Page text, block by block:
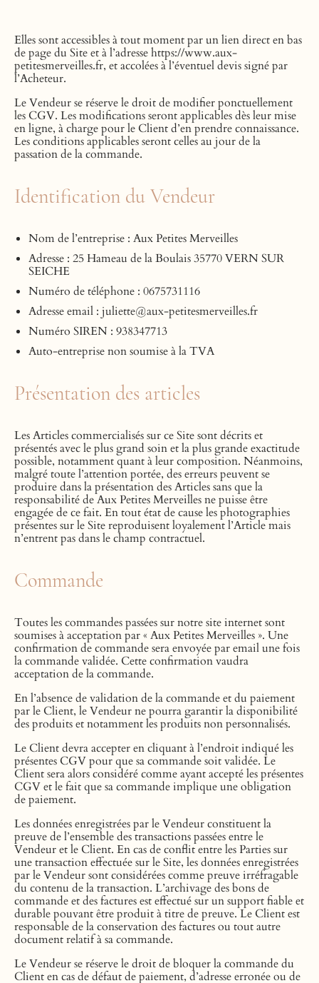
Elles sont accessibles à tout moment par un lien direct en bas
de page du Site et à l’adresse https://www.aux-
petitesmerveilles.fr, et accolées à l’éventuel devis signé par
l’Acheteur.
Le Vendeur se réserve le droit de modifier ponctuellement
les CGV. Les modifications seront applicables dès leur mise
en ligne, à charge pour le Client d’en prendre connaissance.
Les conditions applicables seront celles au jour de la
passation de la commande.
Identification du Vendeur
Nom de l’entreprise : Aux Petites Merveilles
Adresse : 25 Hameau de la Boulais 35770 VERN SUR
SEICHE
Numéro de téléphone : 0675731116
Adresse email : juliette@aux-petitesmerveilles.fr
Numéro SIREN : 938347713
Auto-entreprise non soumise à la TVA
Présentation des articles
Les Articles commercialisés sur ce Site sont décrits et
présentés avec le plus grand soin et la plus grande exactitude
possible, notamment quant à leur composition. Néanmoins,
malgré toute l’attention portée, des erreurs peuvent se
produire dans la présentation des Articles sans que la
responsabilitéde AuxPetites Merveilles ne puisse être
engagée de ce fait. En tout état de cause les photographies
présentes sur le Site reproduisent loyalement l’Article mais
n’entrent pas dans le champ contractuel.
Commande
Toutes les commandes passées sur notre site internet sont
soumises à acceptation par « Aux Petites Merveilles ». Une
confirmation de commande sera envoyée par email une fois
la commande validée. Cette confirmation vaudra
acceptation de la commande.
En l’absence de validation de la commande et du paiement
par le Client, le Vendeur ne pourra garantir la disponibilité
des produits et notamment les produits non personnalisés.
Le Client devra accepter en cliquant à l’endroit indiqué les
présentes CGV pour que sa commande soit validée. Le
Client sera alors considéré comme ayant accepté les présentes
CGV et le fait que sa commande implique une obligation
de paiement.
Les données enregistrées par le Vendeur constituent la
preuve de l’ensemble des transactions passées entre le
Vendeur et le Client. En cas de conflit entre les Parties sur
une transaction effectuée sur le Site, les données enregistrées
par le Vendeur sont considérées comme preuve irréfragable
du contenu de la transaction. L’archivage des bons de
commande et des factures est effectué sur un support fiable et
durable pouvant être produit à titre de preuve. Le Client est
responsable de la conservation des factures ou tout autre
document relatif à sa commande.
Le Vendeur se réserve le droit de bloquer la commande du
Client en cas de défaut de paiement, d’adresse erronée ou de